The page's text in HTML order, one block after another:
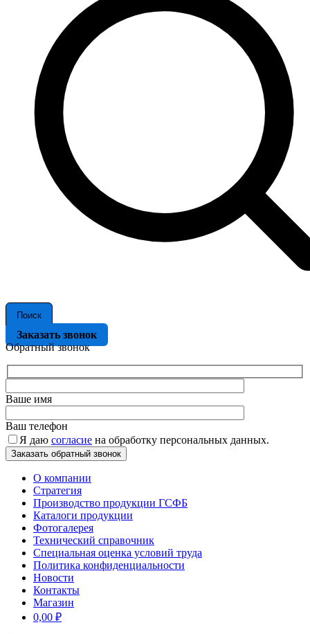
Поиск
Заказать звонок
Обратный звонок
Ваше имя
Ваш телефон
Я даю согласие на обработку персональных данных.
О компании
Стратегия
Производство продукции ГСФБ
Каталоги продукции
Фотогалерея
Технический справочник
Специальная оценка условий труда
Политика конфиденциальности
Новости
Контакты
Магазин
0,00 ₽